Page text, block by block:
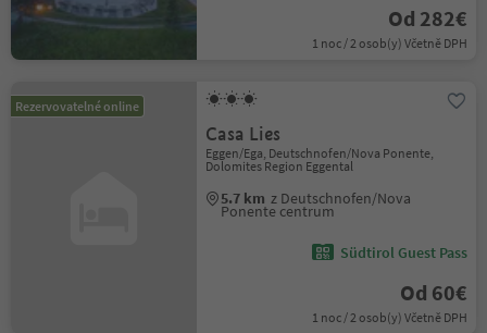
Od 282€
1 noc / 2 osob(y) Včetně DPH
Rezervovatelné online
Casa Lies
Eggen/Ega, Deutschnofen/Nova Ponente,
Dolomites Region Eggental
5.7 km z Deutschnofen/Nova
Ponente centrum
Südtirol Guest Pass
Od 60€
1 noc / 2 osob(y) Včetně DPH